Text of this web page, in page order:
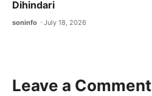
Dihindari
soninfo July 18, 2026
Leave a Comment